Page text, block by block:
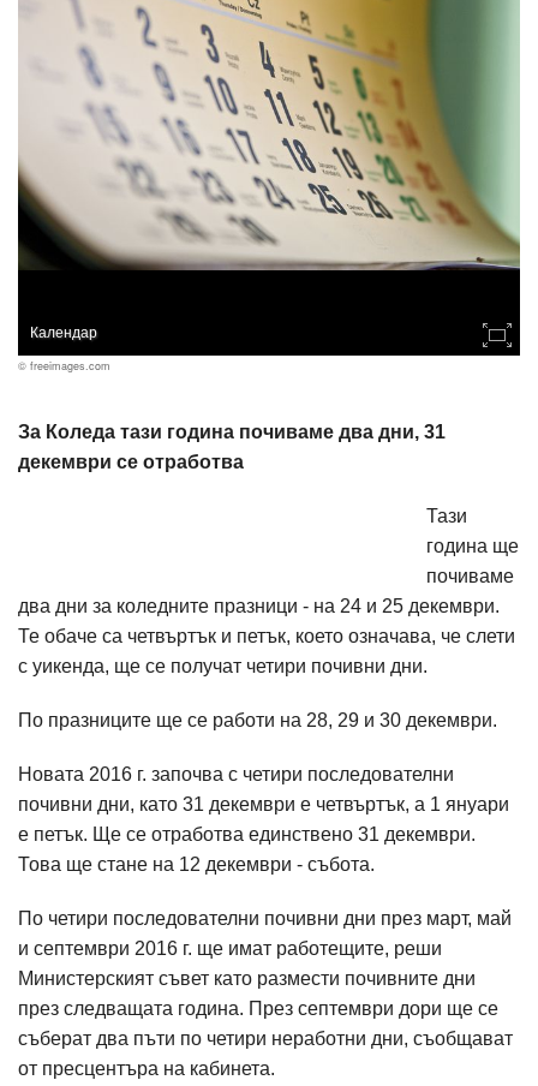
Календар
© freeimages.com
За Коледа тази година почиваме два дни, 31
декември се отработва
Тази
година ще
почиваме
два дни за коледните празници - на 24 и 25 декември.
Те обаче са четвъртък и петък, което означава, че слети
с уикенда, ще се получат четири почивни дни.
По празниците ще се работи на 28, 29 и 30 декември.
Новата 2016 г. започва с четири последователни
почивни дни, като 31 декември е четвъртък, а 1 януари
е петък. Ще се отработва единствено 31 декември.
Това ще стане на 12 декември - събота.
По четири последователни почивни дни през март, май
и септември 2016 г. ще имат работещите, реши
Министерският съвет като размести почивните дни
през следващата година. През септември дори ще се
съберат два пъти по четири неработни дни, съобщават
от пресцентъра на кабинета.